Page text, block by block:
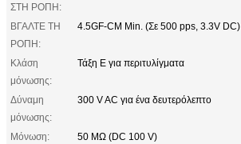
ΣΤΗ ΡΟΠΗ:
ΒΓΑΛΤΕ ΤΗ
ΡΟΠΗ:
4.5GF-CM Min. (Σε 500 pps, 3.3V DC)
Κλάση
μόνωσης:
Τάξη Ε για περιτυλίγματα
Δύναμη
μόνωσης:
300 V AC για ένα δευτερόλεπτο
Μόνωση:
50 MΩ (DC 100 V)